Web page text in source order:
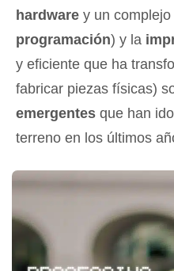
hardware y un
programación) y la
y eficiente que ha
fabricar piezas físicas)
emergentes que han
terreno en los últimos